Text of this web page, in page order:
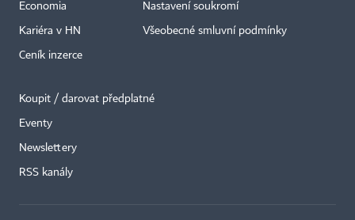
Economia
Kariéra v HN
Ceník inzerce
Nastavení soukromí
Všeobecné smluvní podmínky
Koupit / darovat předplatné
Eventy
Newslettery
RSS kanály